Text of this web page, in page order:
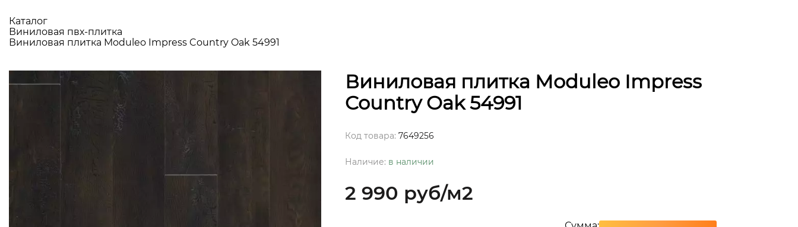
Каталог
Виниловая пвх-плитка
Виниловая плитка Moduleo Impress Country Oak 54991
Виниловая плитка Moduleo Impress
Country Oak 54991
Код товара: 7649256
Наличие: в наличии
2 990 руб/м2